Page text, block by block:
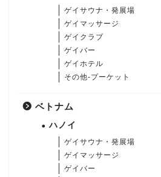
ゲイサウナ・発展場
ゲイマッサージ
ゲイクラブ
ゲイバー
ゲイホテル
その他-プーケット
ベトナム
ハノイ
ゲイサウナ・発展場
ゲイマッサージ
ゲイバー